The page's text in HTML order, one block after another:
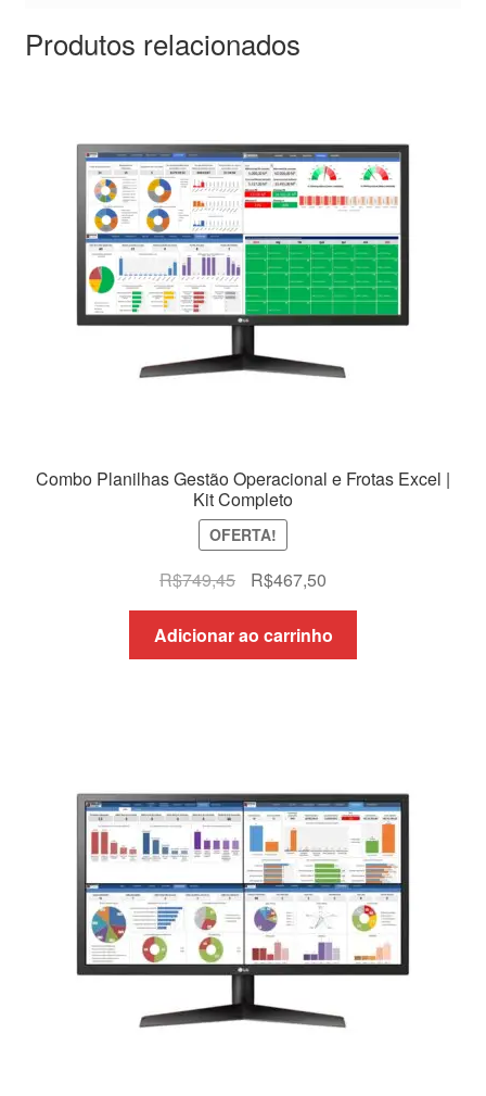
Produtos relacionados
Combo Planilhas Gestão Operacional e Frotas Excel |
Kit Completo
OFERTA!
R$749,45
O
preço
original
era:
R$467,50O
preço
atual
é:
Adicionar ao carrinho